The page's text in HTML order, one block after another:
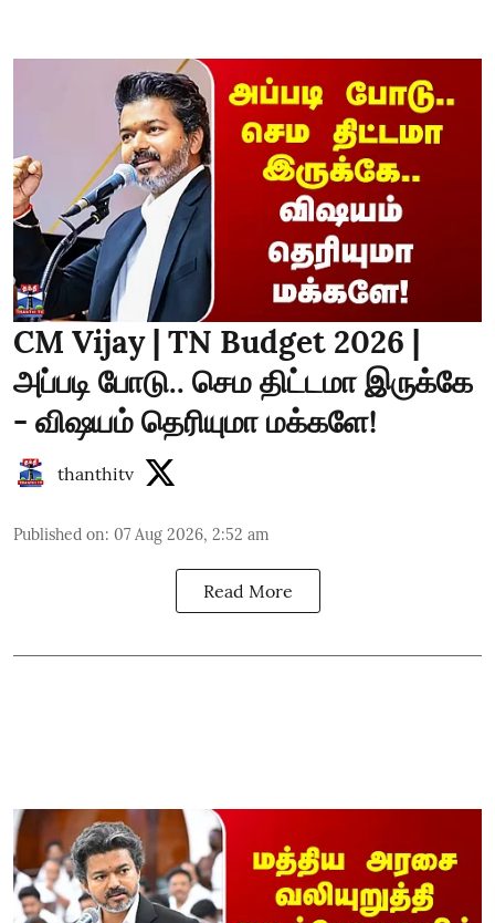
CM Vijay | TN Budget 2026 |
அப்படி போடு.. செம திட்டமா இருக்கே
- விஷயம் தெரியுமா மக்களே!
thanthitv
Published on: 07 Aug 2026, 2:52 am
Read More